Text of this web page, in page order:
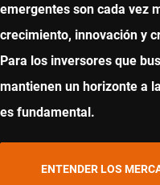
emergentes son cada vez
crecimiento, innovación y
Para los inversores que
mantienen un horizonte a
es fundamental.
ENTENDER LOS